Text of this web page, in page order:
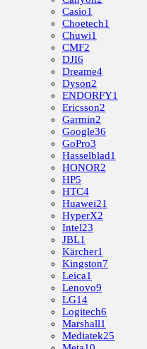
Casio1
Choetech1
Chuwi1
CMF2
DJI6
Dreame4
Dyson2
ENDORFY1
Ericsson2
Garmin2
Google36
GoPro3
Hasselblad1
HONOR2
HP5
HTC4
Huawei21
HyperX2
Intel23
JBL1
Kärcher1
Kingston7
Leica1
Lenovo9
LG14
Logitech6
Marshall1
Mediatek25